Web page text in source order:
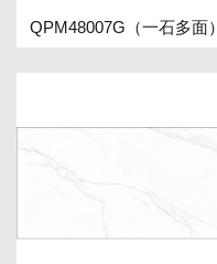
QPM48007G（一石多面）